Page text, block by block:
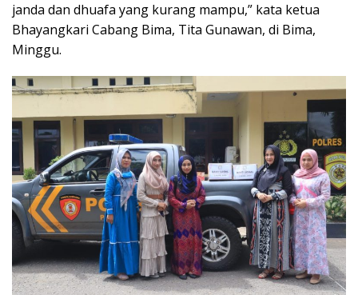
janda dan dhuafa yang kurang mampu,” kata ketua
Bhayangkari Cabang Bima, Tita Gunawan, di Bima,
Minggu.